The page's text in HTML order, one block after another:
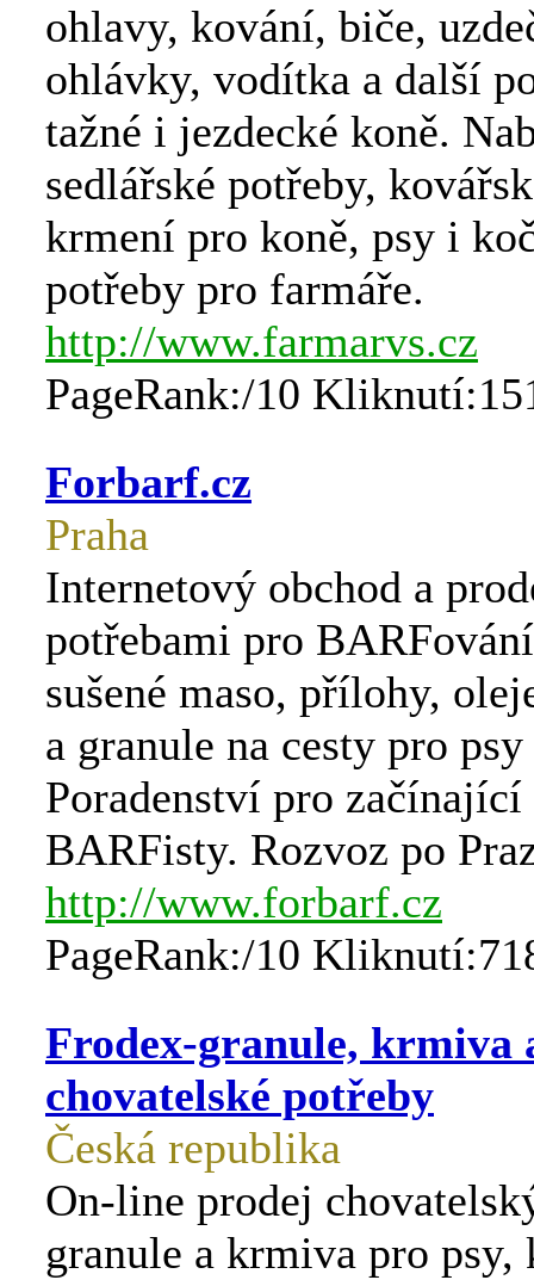
ohlavy, kování, biče,
ohlávky, vodítka a další
tažné i jezdecké koně.
sedlářské potřeby,
krmení pro koně, psy i
potřeby pro farmáře.
http://www.farmarvs.cz
PageRank:/10
Forbarf.cz
Praha
Internetový obchod a
potřebami pro
sušené maso, přílohy,
a granule na cesty pro
Poradenství pro začínající
BARFisty. Rozvoz po
http://www.forbarf.cz
PageRank:/10
Frodex-granule, krmiva
chovatelské potřeby
Česká republika
On-line prodej
granule a krmiva pro psy,